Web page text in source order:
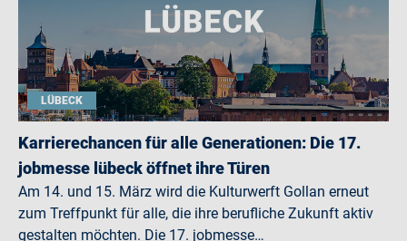
LÜBECK
Karrierechancen für alle Generationen: Die 17.
jobmesse lübeck öffnet ihre Türen
Am 14. und 15. März wird die Kulturwerft Gollan erneut
zum Treffpunkt für alle, die ihre berufliche Zukunft aktiv
gestalten möchten. Die 17. jobmesse…